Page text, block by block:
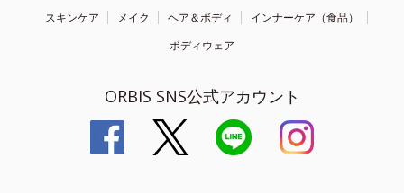
スキンケア メイク ヘア＆ボディ
インナーケア（食品）
ボディウェア
ORBIS SNS公式アカウント